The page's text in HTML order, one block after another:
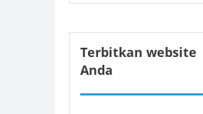
Terbitkan website
Anda